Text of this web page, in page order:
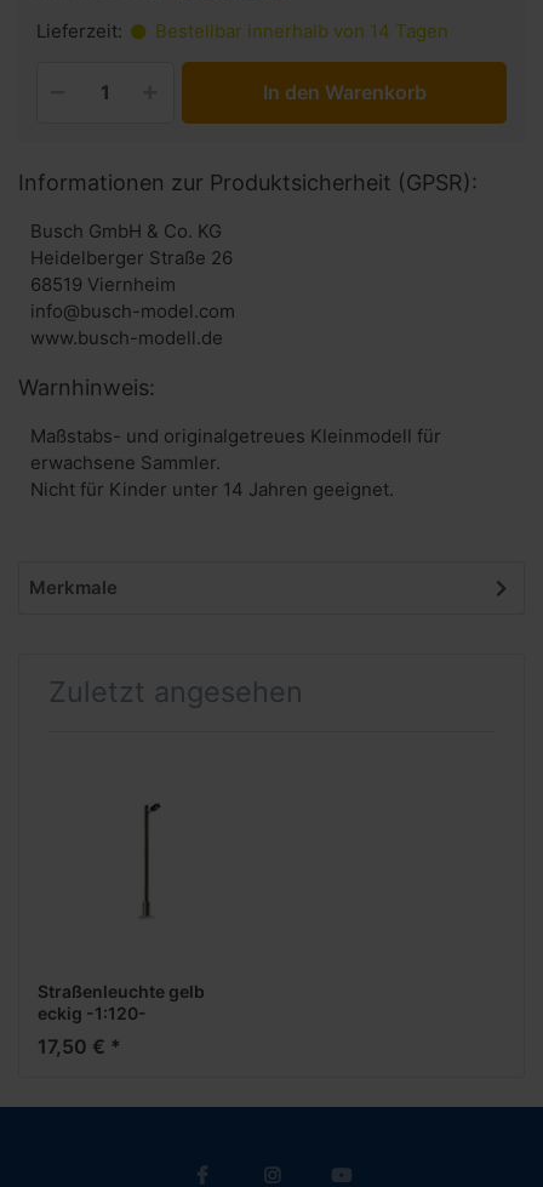
Lieferzeit: Bestellbar innerhalb von 14 Tagen
In den Warenkorb
Informationen zur Produktsicherheit (GPSR):
Busch GmbH & Co. KG
Heidelberger Straße 26
68519 Viernheim
info@busch-model.com
www.busch-modell.de
Warnhinweis:
Maßstabs- und originalgetreues Kleinmodell für
erwachsene Sammler.
Nicht für Kinder unter 14 Jahren geeignet.
Merkmale
Zuletzt angesehen
Straßenleuchte gelb
eckig -1:120-
17,50 € *